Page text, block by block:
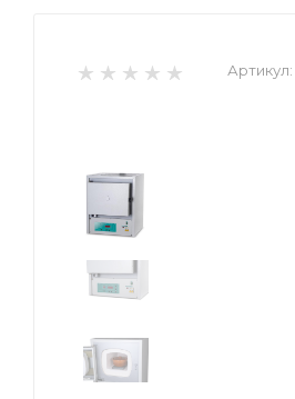
Артикул: